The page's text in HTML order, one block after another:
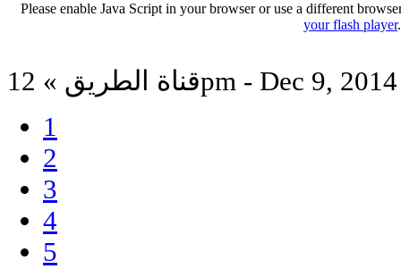
Please enable Java Script in your browser or use a different
your flash player.
قناة الطريق » 12pm - Dec 9, 2014
1
2
3
4
5